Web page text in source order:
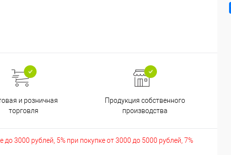
и розничная
торговля
Продукция собственного
производства
3000 рублей, 5% при покупке от 3000 до 5000 рублей, 7%